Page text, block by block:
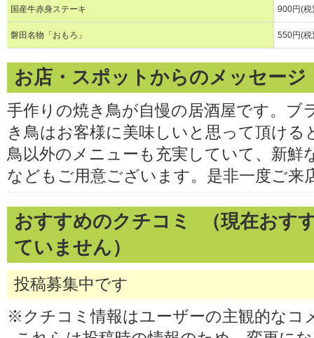
国産牛赤身ステーキ 900円(税
磐田名物「おもろ」 550円(税
お店・スポットからのメッセージ
手作りの焼き鳥が自慢の居酒屋です。ブ
き鳥はお客様に美味しいと思って頂け
鳥以外のメニューも充実していて、新鮮
などもご用意ございます。是非一度ご来
おすすめのクチコミ （現在おす
ていません）
投稿募集中です
※クチコミ情報はユーザーの主観的なコ